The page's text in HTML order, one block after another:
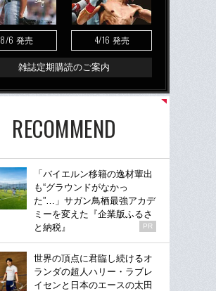
8/6 発売 4/16 発売
雑誌定期購読のご案内
RECOMMEND
「バイエルン移籍の逸材輩出
も“グラウンドがなかっ
た”…」サガン鳥栖最強アカデ
ミーを変えた『企業版ふるさ
と納税』
PR
世界の頂点に君臨し続けるオ
ランダの超人ハリー・ラブレ
イセンと日本のエースの太田